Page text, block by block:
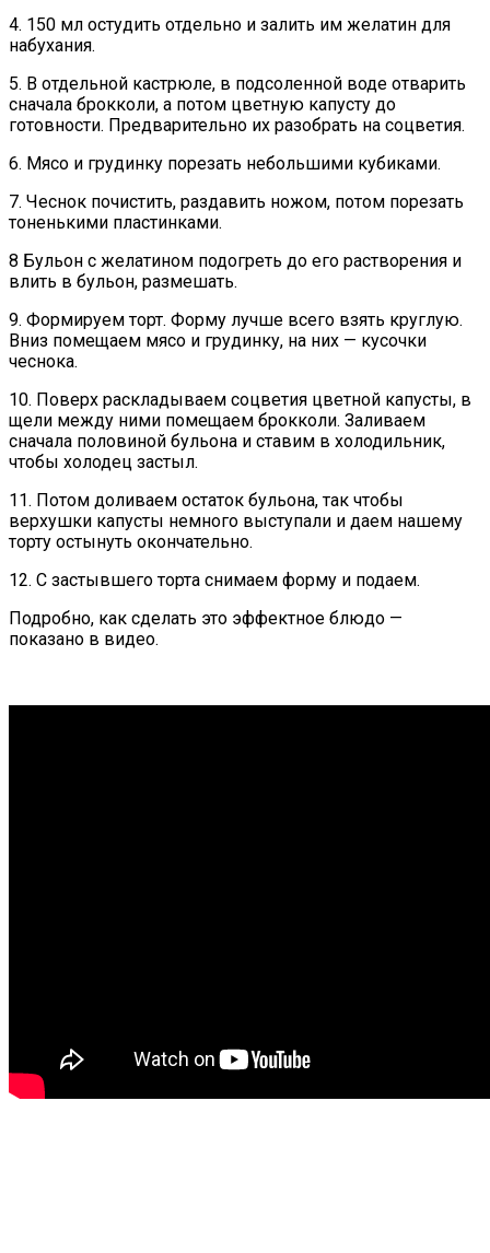
4. 150 мл остудить отдельно и залить им желатин для
набухания.
5. В отдельной кастрюле, в подсоленной воде отварить
сначала брокколи, а потом цветную капусту до
готовности. Предварительно их разобрать на соцветия.
6. Мясо и грудинку порезать небольшими кубиками.
7. Чеснок почистить, раздавить ножом, потом порезать
тоненькими пластинками.
8 Бульон с желатином подогреть до его растворения и
влить в бульон, размешать.
9. Формируем торт. Форму лучше всего взять круглую.
Вниз помещаем мясо и грудинку, на них — кусочки
чеснока.
10. Поверх раскладываем соцветия цветной капусты, в
щели между ними помещаем брокколи. Заливаем
сначала половиной бульона и ставим в холодильник,
чтобы холодец застыл.
11. Потом доливаем остаток бульона, так чтобы
верхушки капусты немного выступали и даем нашему
торту остынуть окончательно.
12. С застывшего торта снимаем форму и подаем.
Подробно, как сделать это эффектное блюдо —
показано в видео.